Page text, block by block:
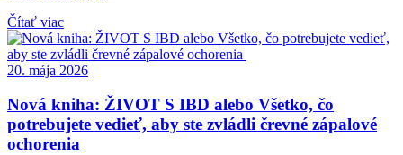
Čítať viac
20. mája 2026
Nová kniha: ŽIVOT S IBD alebo Všetko, čo
potrebujete vedieť, aby ste zvládli črevné zápalové
ochorenia